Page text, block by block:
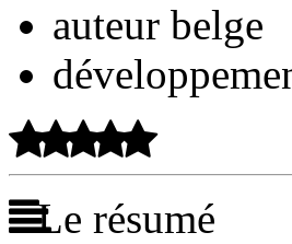
auteur belge
Le résumé